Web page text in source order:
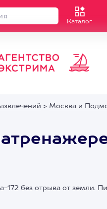
Каталог
> Москва и
172 без отрыва от земли.